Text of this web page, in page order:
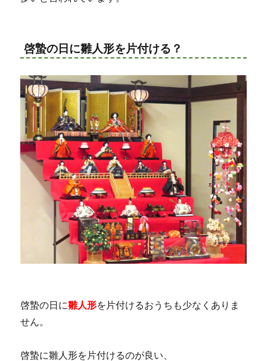
啓蟄の日に雛人形を片付ける？
啓蟄の日に雛人形を片付けるおうちも少なくありま
せん。
啓蟄に雛人形を片付けるのが良い、